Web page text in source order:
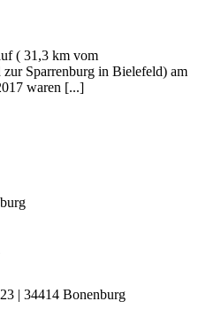
( 31,3 km vom
Sparrenburg in Bielefeld) am
waren [...]
| 34414 Bonenburg